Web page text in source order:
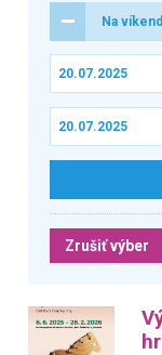
Na víkend
Zrušiť výber